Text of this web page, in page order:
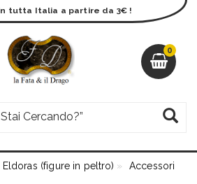
0
tutta Italia a partire da 3€ !
Eldoras (figure in peltro) Accessori